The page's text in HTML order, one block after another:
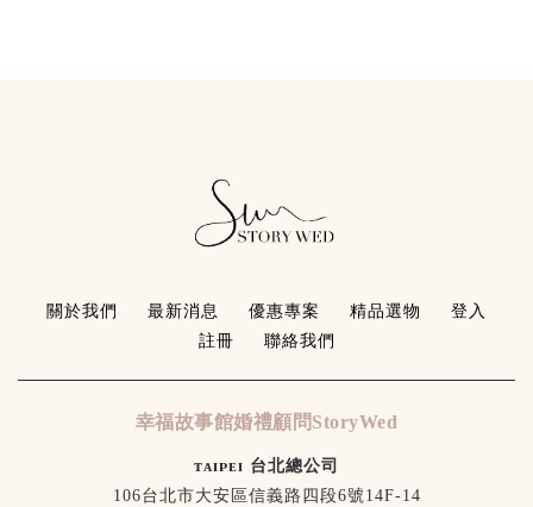
關於我們 最新消息 優惠專案 精品選物
登入
註冊
聯絡我們
幸福故事館婚禮顧問StoryWed
ᴛᴀɪᴘᴇɪ 台北總公司
106台北市大安區信義路四段6號14F-14